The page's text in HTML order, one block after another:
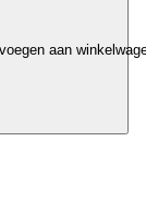
aan